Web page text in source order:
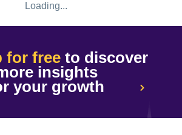
Loading...
for freeto discover
insights
your growth